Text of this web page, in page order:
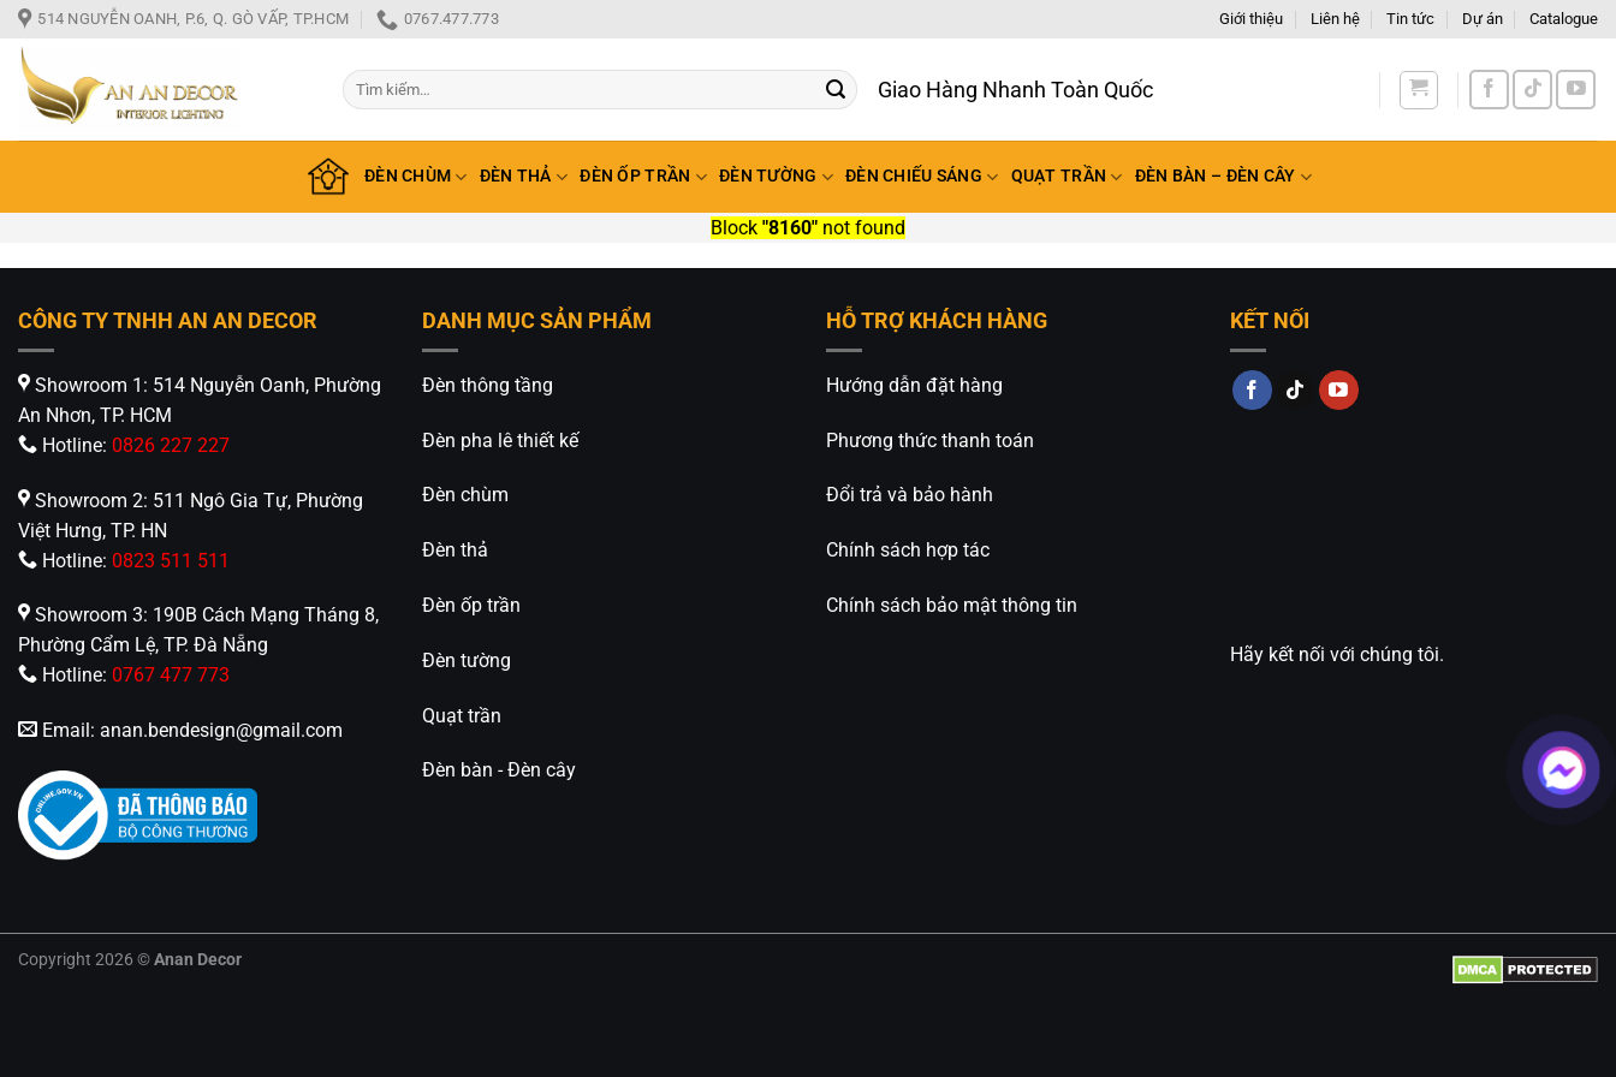
Bỏ
qua
nội
dung
514 NGUYỄN OANH, P.6, Q. GÒ VẤP, TP.HCM 0767.477.773 Giới thiệu Liên hệ Tin tức Dự án Catalogue
Tìm
kiếm:
Giao Hàng Nhanh Toàn Quốc
ĐÈN CHÙM ĐÈN THẢ ĐÈN ỐP TRẦN ĐÈN TƯỜNG ĐÈN CHIẾU SÁNG QUẠT TRẦN ĐÈN BÀN – ĐÈN CÂY
Block "8160" not found
CÔNG TY TNHH AN AN DECOR
Showroom 1: 514 Nguyễn Oanh, Phường
An Nhơn, TP. HCM
Hotline: 0826 227 227
Showroom 2: 511 Ngô Gia Tự, Phường
Việt Hưng, TP. HN
Hotline: 0823 511 511
Showroom 3: 190B Cách Mạng Tháng 8,
Phường Cẩm Lệ, TP. Đà Nẵng
Hotline: 0767 477 773
Email: anan.bendesign@gmail.com
DANH MỤC SẢN PHẨM
Đèn thông tầng
Đèn pha lê thiết kế
Đèn chùm
Đèn thả
Đèn ốp trần
Đèn tường
Quạt trần
Đèn bàn - Đèn cây
HỖ TRỢ KHÁCH HÀNG
Hướng dẫn đặt hàng
Phương thức thanh toán
Đổi trả và bảo hành
Chính sách hợp tác
Chính sách bảo mật thông tin
KẾT NỐI
Hãy kết nối với chúng tôi.
Copyright 2026 ©Anan Decor